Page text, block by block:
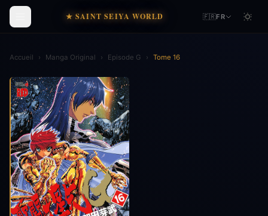
★ SAINT SEIYA WORLD 🇫🇷FR
Accueil › Manga Original › Episode G › Tome 16